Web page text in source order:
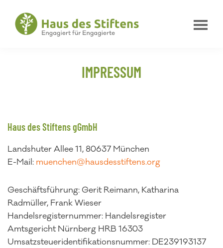
Hauptnavigation
springen
Inhalt
springen
Fußzeile
springen
IMPRESSUM
Haus des Stiftens gGmbH
Landshuter Allee 11, 80637 München
E-Mail: muenchen@hausdesstiftens.org
Geschäftsführung: Gerit Reimann, Katharina
Radmüller, Frank Wieser
Handelsregisternummer: Handelsregister
Amtsgericht Nürnberg HRB 16303
Umsatzsteueridentifikationsnummer: DE239193137